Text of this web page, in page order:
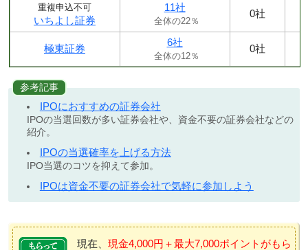
重複申込不可
いちよし証券
11社
全体の22％
0社
極東証券
6社
全体の12％
0社
参考記事
IPOにおすすめの証券会社
IPOの当選回数が多い証券会社や、資金不要の証券会社などの
紹介。
IPOの当選確率を上げる方法
IPO当選のコツを抑えて参加。
IPOは資金不要の証券会社で気軽に参加しよう
現在、 現金4,000円＋最大7,000ポイントがもら